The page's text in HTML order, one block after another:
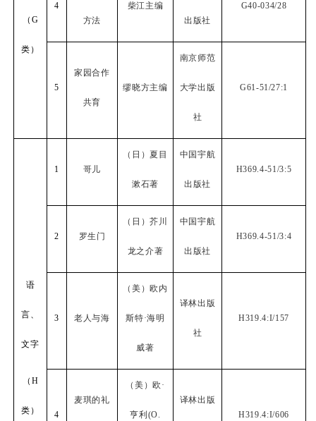
（ G
类）
4
方法
柴江主编
出版社
G40-034/28
5
家园合作
共育
缪晓方主编
南京师范
大学出版
社
G61-51/27:1
语
言、
文字
（ H
类）
1 哥儿
（日）夏目
漱石著
中国宇航
出版社
H369.4-51/3:5
2 罗生门
（日）芥川
龙之介著
中国宇航
出版社
H369.4-51/3:4
3 老人与海
（美）欧内
斯特·海明
威著
译林出版
社
H319.4:I/157
4
麦琪的礼
（美）欧·
亨利 (O.
译林出版
H319.4:I/606